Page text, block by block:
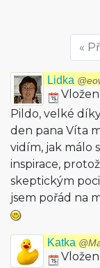
«
Lidka
Pildo, velké
den pana Víta
vidím, jak málo
inspirace,
skeptickým
jsem pořád na
Katka